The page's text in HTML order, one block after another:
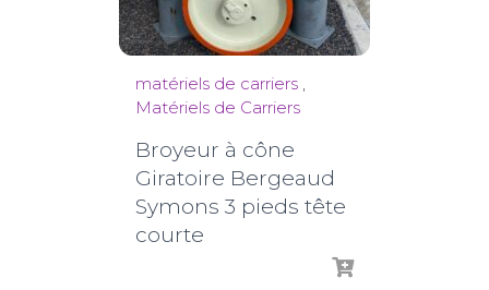
matériels de carriers ,
Matériels de Carriers
Broyeur à cône
Giratoire Bergeaud
Symons 3 pieds tête
courte